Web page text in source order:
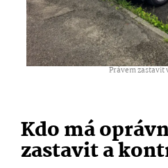
Právem zastavit
Kdo má
zastavit a